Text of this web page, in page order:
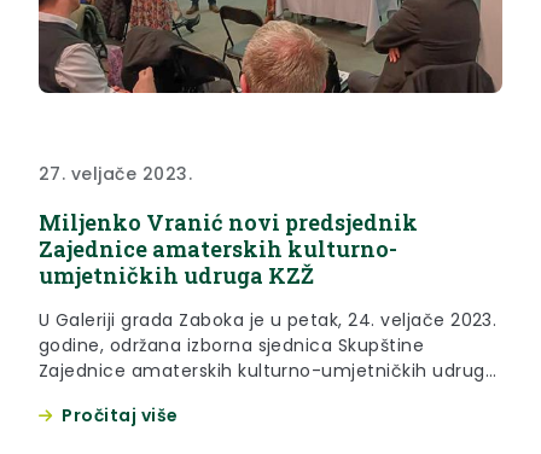
27. veljače 2023.
Miljenko Vranić novi predsjednik
Zajednice amaterskih kulturno-
umjetničkih udruga KZŽ
U Galeriji grada Zaboka je u petak, 24. veljače 2023.
godine, održana izborna sjednica Skupštine
Zajednice amaterskih kulturno-umjetničkih udruga
Pročitaj više